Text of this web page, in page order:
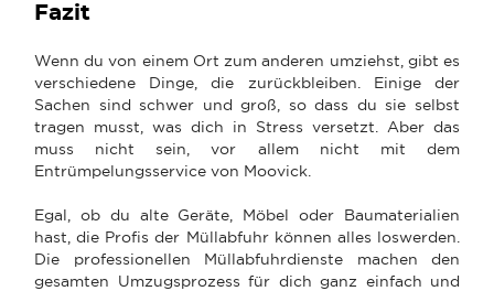
Fazit
Wenn du von einem Ort zum anderen umziehst, gibt es
verschiedene Dinge, die zurückbleiben. Einige der
Sachen sind schwer und groß, so dass du sie selbst
tragen musst, was dich in Stress versetzt. Aber das
muss nicht sein, vor allem nicht mit dem
Entrümpelungsservice von Moovick.
Egal, ob du alte Geräte, Möbel oder Baumaterialien
hast, die Profis der Müllabfuhr können alles loswerden.
Die professionellen Müllabfuhrdienste machen den
gesamten Umzugsprozess für dich ganz einfach und